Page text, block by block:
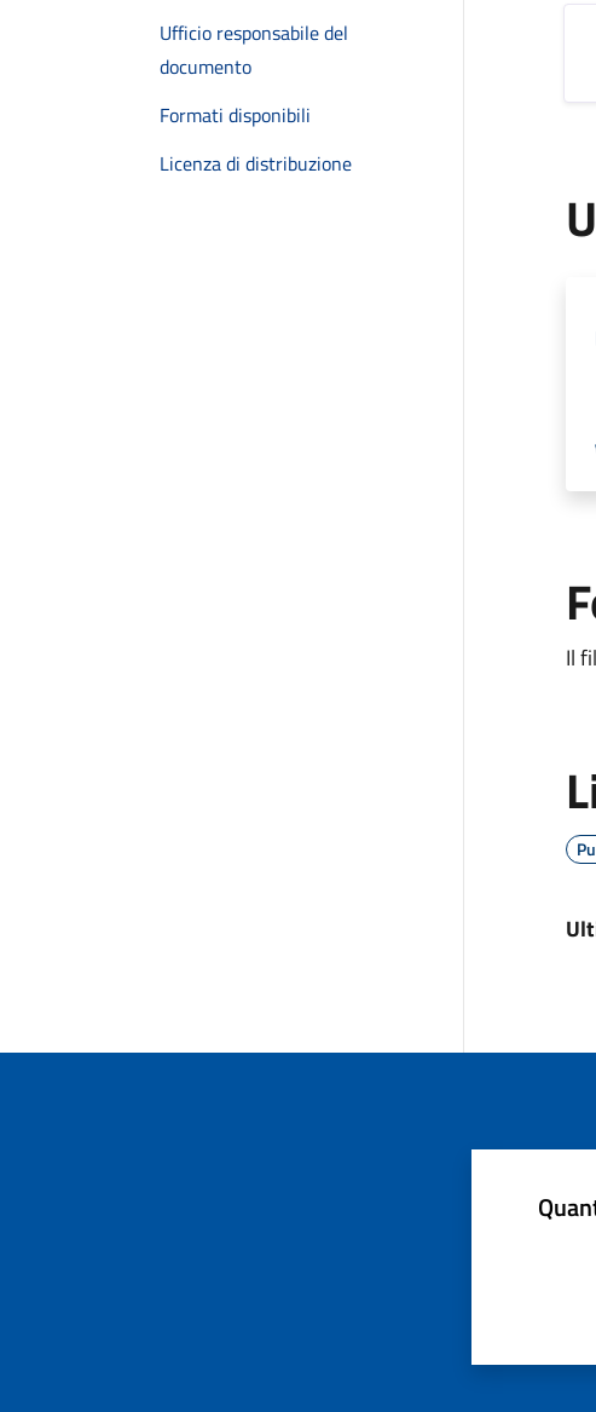
Ufficio responsabile del
documento
Formati disponibili
Licenza di distribuzione
Il